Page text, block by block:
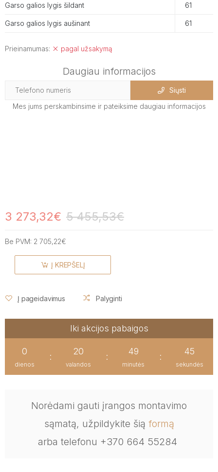
Garso galios lygis šildant 61
Garso galios lygis aušinant 61
Prieinamumas: pagal užsakymą
Daugiau informacijos
Siųsti
Mes jums perskambinsime ir pateiksime daugiau informacijos
3 273,32€ 5 455,53€
Be PVM: 2 705,22€
Į KREPŠELĮ
Į pageidavimus Palyginti
Iki akcijos pabaigos
0
dienos
:
20
valandos
:
49
minutės
:
44
sekundės
Norėdami gauti įrangos montavimo
sąmatą, užpildykite šią formą
arba telefonu +370 664 55284